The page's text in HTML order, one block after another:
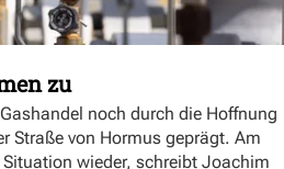
zu
noch durch die Hoffnung
Straße von Hormus geprägt. Am
wieder, schreibt Joachim